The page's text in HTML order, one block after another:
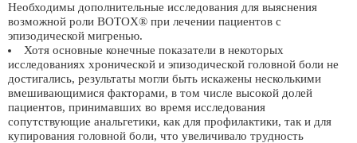
Необходимы дополнительные исследования для выяснения
возможной роли BOTOX® при лечении пациентов с
эпизодической мигренью.
Хотя основные конечные показатели в некоторых
исследованиях хронической и эпизодической головной боли не
достигались, результаты могли быть искажены несколькими
вмешивающимися факторами, в том числе высокой долей
пациентов, принимавших во время исследования
сопутствующие анальгетики, как для профилактики, так и для
купирования головной боли, что увеличивало трудность